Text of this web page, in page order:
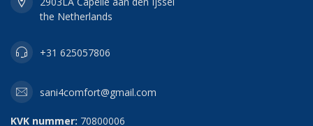
the Netherlands
+31 625057806
sani4comfort@gmail.com
KVK nummer: 70800006